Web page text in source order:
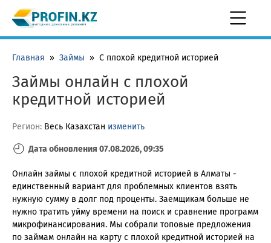
Главная » Займы » С плохой кредитной историей
Займы онлайн с плохой
кредитной историей
Регион: Весь Казахстан изменить
Дата обновления 07.08.2026, 09:35
Онлайн займы с плохой кредитной историей в Алматы -
единственный вариант для проблемных клиентов взять
нужную сумму в долг под проценты. Заемщикам больше не
нужно тратить уйму времени на поиск и сравнение программ
микрофинансирования. Мы собрали топовые предложения
по займам онлайн на карту с плохой кредитной историей на